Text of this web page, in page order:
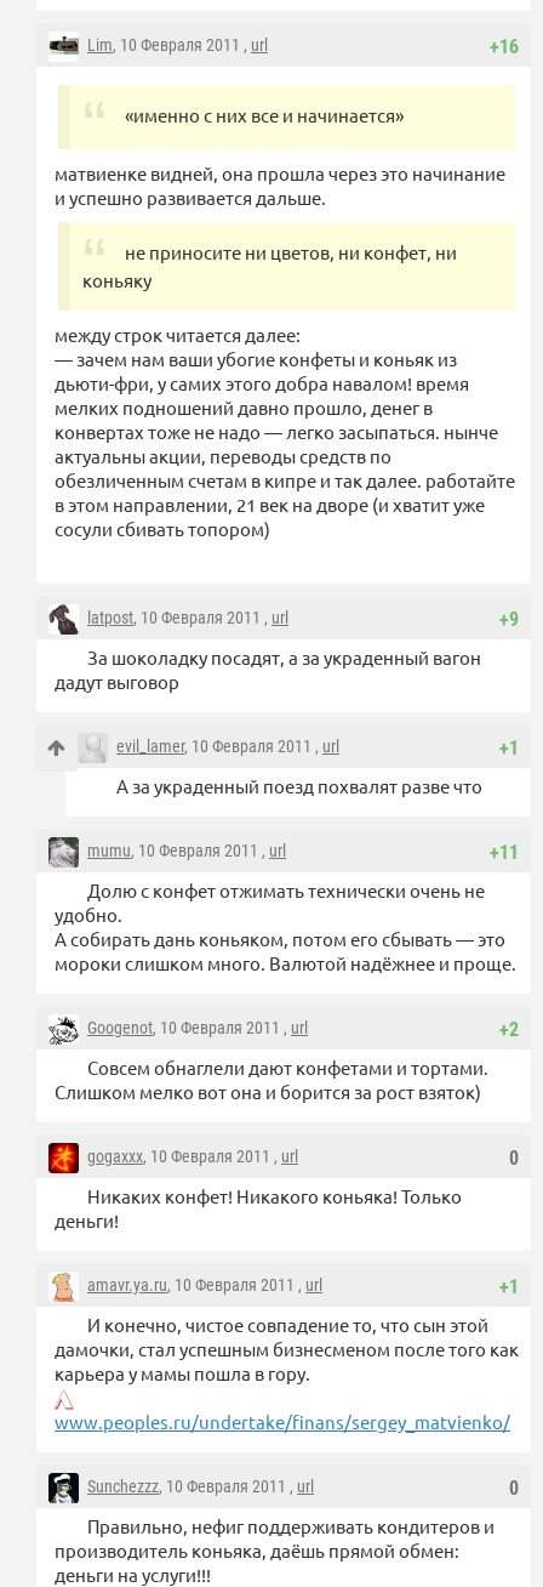
+16
Lim, 10 Февраля 2011 , url
«именно с них все и начинается»
матвиенке видней, она прошла через это начинание
и успешно развивается дальше.
не приносите ни цветов, ни конфет, ни
коньяку
между строк читается далее:
— зачем нам ваши убогие конфеты и коньяк из
дьюти-фри, у самих этого добра навалом! время
мелких подношений давно прошло, денег в
конвертах тоже не надо — легко засыпаться. нынче
актуальны акции, переводы средств по
обезличенным счетам в кипре и так далее. работайте
в этом направлении, 21 век на дворе (и хватит уже
сосули сбивать топором)
+9
latpost, 10 Февраля 2011 , url
За шоколадку посадят, а за украденный вагон
дадут выговор
+1
evil_lamer, 10 Февраля 2011 , url
А за украденный поезд похвалят разве что
+11
mumu, 10 Февраля 2011 , url
Долю с конфет отжимать технически очень не
удобно.
А собирать дань коньяком, потом его сбывать — это
мороки слишком много. Валютой надёжнее и проще.
+2
Googenot, 10 Февраля 2011 , url
Совсем обнаглели дают конфетами и тортами.
Слишком мелко вот она и борится за рост взяток)
0
gogaxxx, 10 Февраля 2011 , url
Никаких конфет! Никакого коньяка! Только
деньги!
+1
amavr.ya.ru, 10 Февраля 2011 , url
И конечно, чистое совпадение то, что сын этой
дамочки, стал успешным бизнесменом после того как
карьера у мамы пошла в гору.
www.peoples.ru/undertake/finans/sergey_matvienko/
0
Sunchezzz, 10 Февраля 2011 , url
Правильно, нефиг поддерживать кондитеров и
производитель коньяка, даёшь прямой обмен:
деньги на услуги!!!